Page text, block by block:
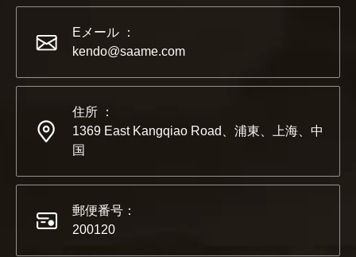
2022-11-21
パートナーおよび友人の皆様に、素晴らしいニュースを
Eメール ：
kendo@saame.com
住所 ：
1369 East Kangqiao Road、浦東、上海、中
国
郵便番号：
200120